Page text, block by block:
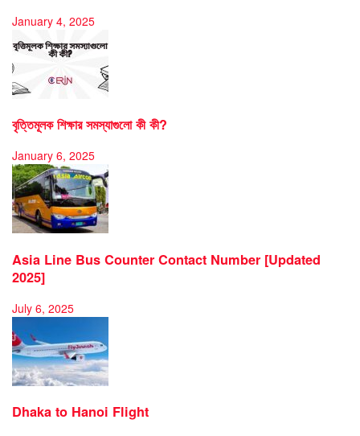
January 4, 2025
বৃত্তিমূলক শিক্ষার সমস্যাগুলো কী কী?
January 6, 2025
Asia Line Bus Counter Contact Number [Updated
2025]
July 6, 2025
Dhaka to Hanoi Flight